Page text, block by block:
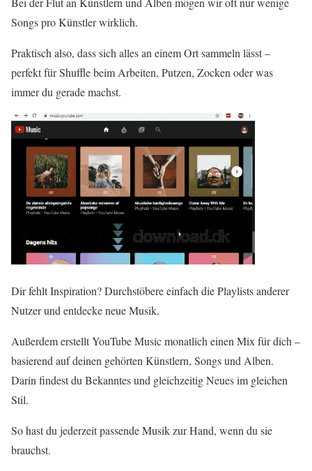
Songs pro Künstler wirklich.
Praktisch also, dass sich alles an einem Ort sammeln lässt –
perfekt für Shuffle beim Arbeiten, Putzen, Zocken oder was
immer du gerade machst.
Dir fehlt Inspiration? Durchstöbere einfach die Playlists anderer
Nutzer und entdecke neue Musik.
Außerdem erstellt YouTube Music monatlich einen Mix für dich –
basierend auf deinen gehörten Künstlern, Songs und Alben.
Darin findest du Bekanntes und gleichzeitig Neues im gleichen
Stil.
So hast du jederzeit passende Musik zur Hand, wenn du sie
brauchst.